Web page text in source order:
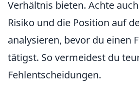
Verhältnis bieten. Achte
Risiko und die Position auf
analysieren, bevor du einen
tätigst. So vermeidest du
Fehlentscheidungen.